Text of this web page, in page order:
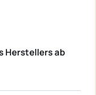
Herstellers ab